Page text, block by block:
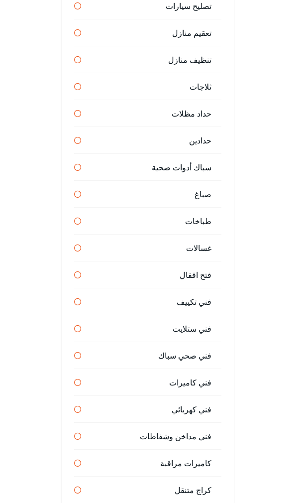
تصليح سيارات
تعقيم منازل
تنظيف منازل
ثلاجات
حداد مظلات
حدادين
سباك أدوات صحية
صباغ
طباخات
غسالات
فتح اقفال
فني تكييف
فني ستلايت
فني صحي سباك
فني كاميرات
فني كهربائي
فني مداخن وشفاطات
كاميرات مراقبة
كراج متنقل